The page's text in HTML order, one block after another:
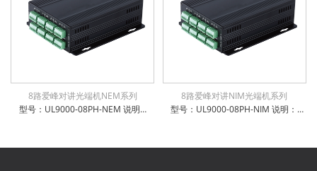
8路爱峰对讲光端机NEM系列
型号：UL9000-08PH-NEM 说明：8路爱峰对讲光端机；单模单纤20km，独立式，可选配监听功能
8路爱峰对讲NIM光端机系列
型号：UL9000-08PH-NIM 说明：8路NIM系列Aiphone对讲光端机